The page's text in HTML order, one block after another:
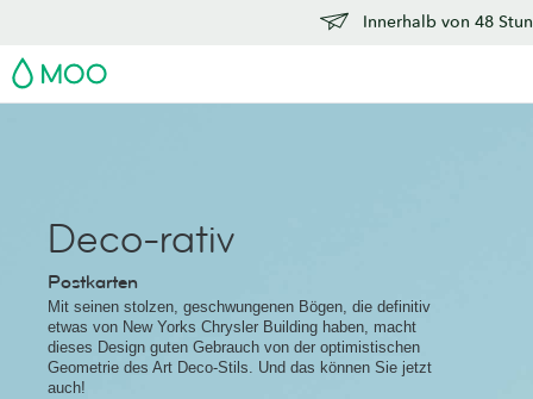
Innerhalb von 48
MOO
Deco-rativ
Postkarten
Mit seinen stolzen, geschwungenen Bögen, die definitiv
etwas von New Yorks Chrysler Building haben, macht
dieses Design guten Gebrauch von der optimistischen
Geometrie des Art Deco-Stils. Und das können Sie jetzt
auch!